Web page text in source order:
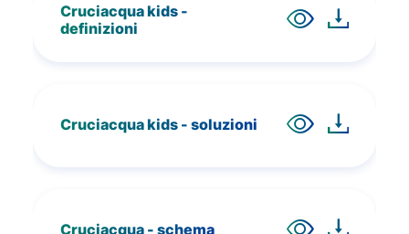
Cruciacqua kids -
definizioni
Cruciacqua kids - soluzioni
Cruciacqua - schema